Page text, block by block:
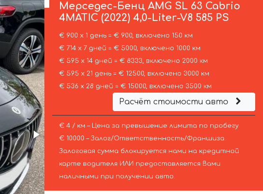
Мерседес-Бенц AMG SL 63 Cabrio
4MATIC (2022) 4,0-Liter-V8 585 PS
€ 900 х 1 день = € 900, включено 150 км
€ 714 х 7 дней = € 5000, включено 1000 км
€ 595 х 14 дней = € 8333, включено 2000 км
€ 595 х 21 день = € 12500, включено 3000 км
€ 536 х 28 дней = € 15000, включено 3500 км
Расчёт стоимости авто
€ 4 / км – Цена за превышение лимита по пробегу
€ 10000 – Залог/Ответственность/Франшиза.
Залоговая сумма блокируется нами на кредитной
карте водителя ИЛИ предоставляется Вами
наличными при получении авто.